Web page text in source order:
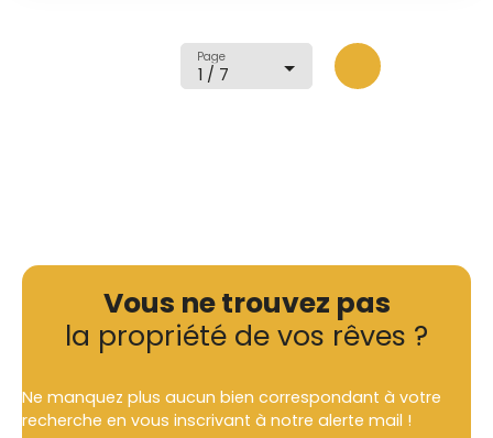
1 / 7
Page
Vous ne trouvez pas
la propriété de vos rêves ?
Ne manquez plus aucun bien correspondant à votre
recherche en vous inscrivant à notre alerte mail !